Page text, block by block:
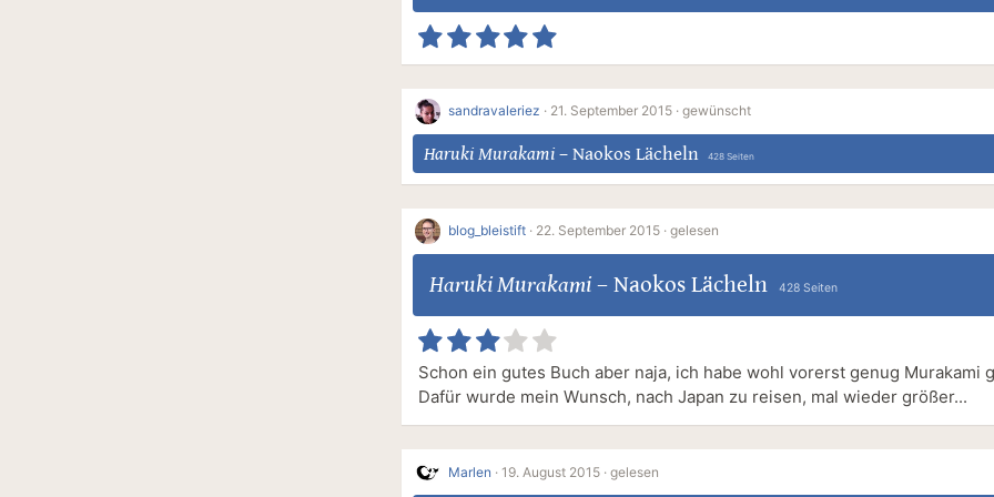
sandravaleriez · 21. September 2015 · gewünscht
Haruki Murakami – Naokos Lächeln 428 Seiten
blog_bleistift · 22. September 2015 · gelesen
Haruki Murakami– Naokos Lächeln 428 Seiten
Schon ein gutes Buch aber naja, ich habe wohl vorerst genug Murakami
Dafür wurde mein Wunsch, nach Japan zu reisen, mal wieder größer...
Marlen · 19. August 2015 · gelesen